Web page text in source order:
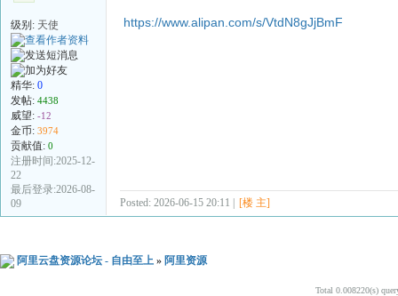
级别: 天使
精华: 0
发帖: 4438
威望: -12
金币: 3974
贡献值: 0
注册时间:2025-12-
22
最后登录:2026-08-
09
https://www.alipan.com/s/VtdN8gJjBmF
Posted: 2026-06-15 20:11 | [楼 主]
阿里云盘资源论坛 - 自由至上 » 阿里资源
Total 0.008220(s)